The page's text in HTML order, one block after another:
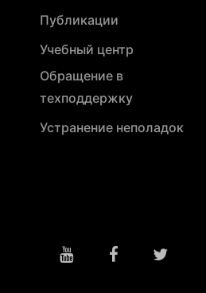
Публикации
Учебный центр
Обращение в
техподдержку
Устранение неполадок